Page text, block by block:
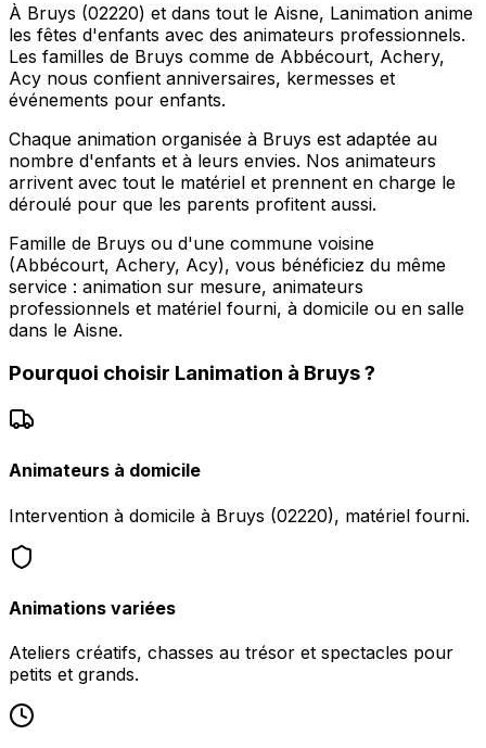
À Bruys (02220) et dans tout le Aisne, Lanimation anime
les fêtes d'enfants avec des animateurs professionnels.
Les familles de Bruys comme de Abbécourt, Achery,
Acy nous confient anniversaires, kermesses et
événements pour enfants.
Chaque animation organisée à Bruys est adaptée au
nombre d'enfants et à leurs envies. Nos animateurs
arrivent avec tout le matériel et prennent en charge le
déroulé pour que les parents profitent aussi.
Famille de Bruys ou d'une commune voisine
(Abbécourt, Achery, Acy), vous bénéficiez du même
service : animation sur mesure, animateurs
professionnels et matériel fourni, à domicile ou en salle
dans le Aisne.
Pourquoi choisir Lanimation à Bruys?
Animateurs à domicile
Intervention à domicile à Bruys (02220), matériel fourni.
Animations variées
Ateliers créatifs, chasses au trésor et spectacles pour
petits et grands.